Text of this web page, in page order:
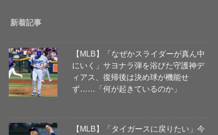
新着記事
【MLB】「なぜかスライダーが真ん中
にいく」サヨナラ弾を浴びた守護神デ
ィアス、復帰後は決め球が機能せ
ず……「何が起きているのか」
【MLB】「タイガースに戻りたい」今